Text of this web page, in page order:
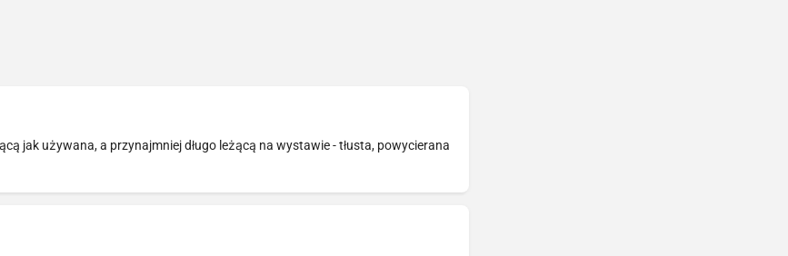
jak używana, a przynajmniej długo leżącą na wystawie - tłusta, powycierana